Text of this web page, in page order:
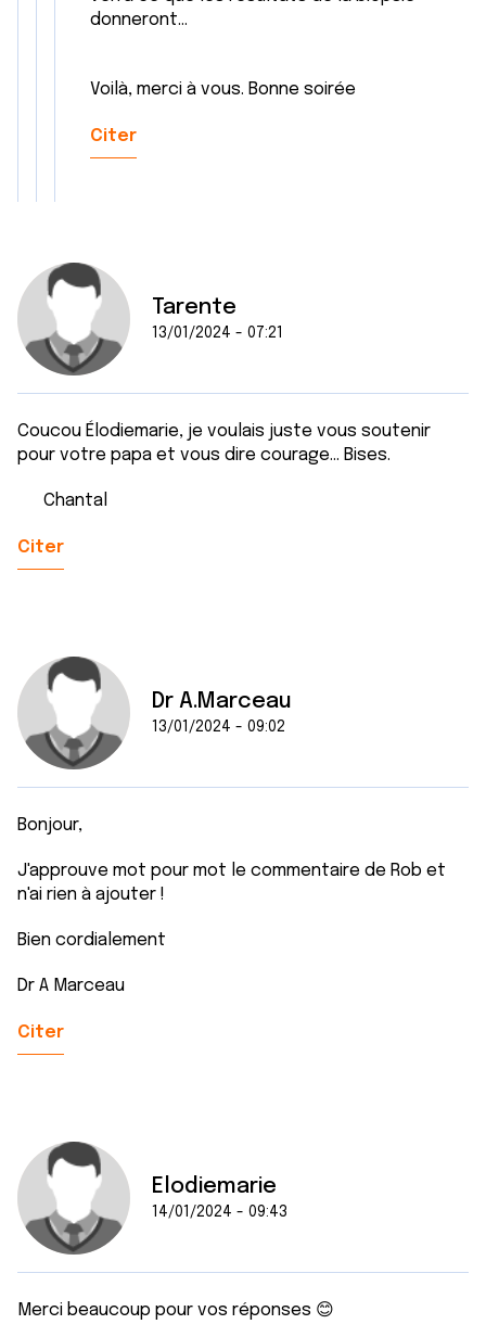
donneront…
Voilà, merci à vous. Bonne soirée
Citer
Tarente
13/01/2024 - 07:21
Coucou Élodiemarie, je voulais juste vous soutenir
pour votre papa et vous dire courage... Bises.
Chantal
Citer
Dr A.Marceau
13/01/2024 - 09:02
Bonjour,
J'approuve mot pour mot le commentaire de Rob et
n'ai rien à ajouter !
Bien cordialement
Dr A Marceau
Citer
Elodiemarie
14/01/2024 - 09:43
Merci beaucoup pour vos réponses 😊